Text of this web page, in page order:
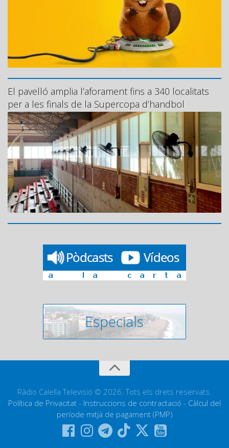
El pavelló amplia l’aforament fins a 340 localitats
per a les finals de la Supercopa d’handbol
Ràdio Calella Televisió © 2026. Tots els drets reservats.
Política de Privacitat - Instruccions de contractació - Càlcul del
període mitjà de pagament (PMP)